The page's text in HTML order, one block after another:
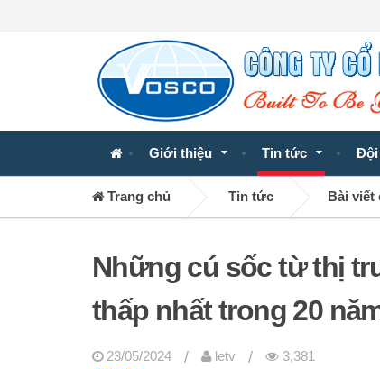
Giới thiệu Tin tức Đội
Trang chủ Tin tức Bài viết
Những cú sốc từ thị
thấp nhất trong 20
23/05/2024 / letv /
3,381